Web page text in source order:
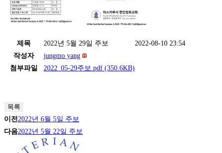
제목 2022년 5월 29일 주보
2022-08-10 23:54
작성자
jungmo yang
첨부파일
2022_05-29주보.pdf (350.6KB)
목록
이전2022년 6월 5일 주보
다음2022년 5월 22일 주보